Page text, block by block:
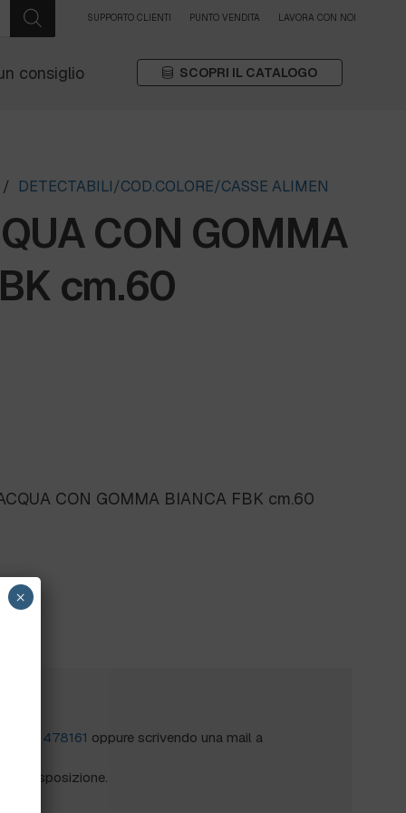
SUPPORTO CLIENTI PUNTO VENDITA LAVORA CON NOI
consiglio SCOPRI IL CATALOGO
/ DETECTABILI/COD.COLORE/CASSE ALIMEN
CON GOMMA
cm.60
CON GOMMA BIANCA FBK cm.60
0172 478161 oppure scrivendo una mail a
a disposizione.
×